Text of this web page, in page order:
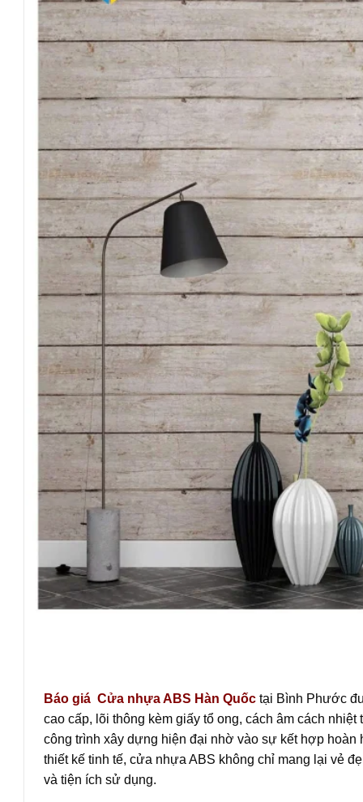
Báo giá Cửa nhựa ABS Hàn Quốc tại Bình Phước
cao cấp, lõi thông kèm giấy tổ ong, cách âm cách
công trình xây dựng hiện đại nhờ vào sự kết hợp
thiết kế tinh tế, cửa nhựa ABS không chỉ mang lại vẻ
và tiện ích sử dụng.